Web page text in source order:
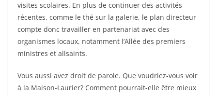
visites scolaires. En plus de continuer des activités
récentes, comme le thé sur la galerie, le plan directeur
compte donc travailler en partenariat avec des
organismes locaux, notamment l’Allée des premiers
ministres et allsaints.
Vous aussi avez droit de parole. Que voudriez-vous voir
à la Maison-Laurier? Comment pourrait-elle être mieux